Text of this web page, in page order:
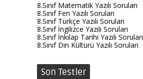
8.Sınıf Matematik Yazılı Soruları
8.Sınıf Fen Yazılı Soruları
8.Sınıf Türkçe Yazılı Soruları
8.Sınıf İngilizce Yazılı Soruları
8.Sınıf İnkılap Tarihi Yazılı Soruları
8.Sınıf Din Kültürü Yazılı Soruları
Son Testler